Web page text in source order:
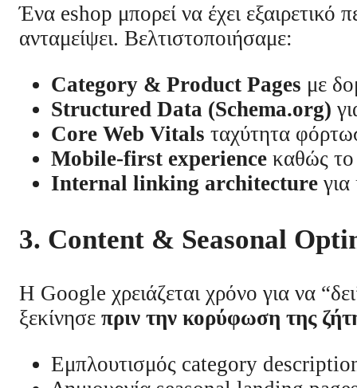
Ένα eshop μπορεί να έχει
ανταμείψει. Βελτιστοποιήσαμε:
Category & Product Pages με
Structured Data (Schema.org)
Core Web Vitals ταχύτητα
Mobile-first experience καθώς το
Internal linking architecture
3. Content & Seasonal
Η Google χρειάζεται χρόνο για να
ξεκίνησε πριν την κορύφωση της
Εμπλουτισμός category